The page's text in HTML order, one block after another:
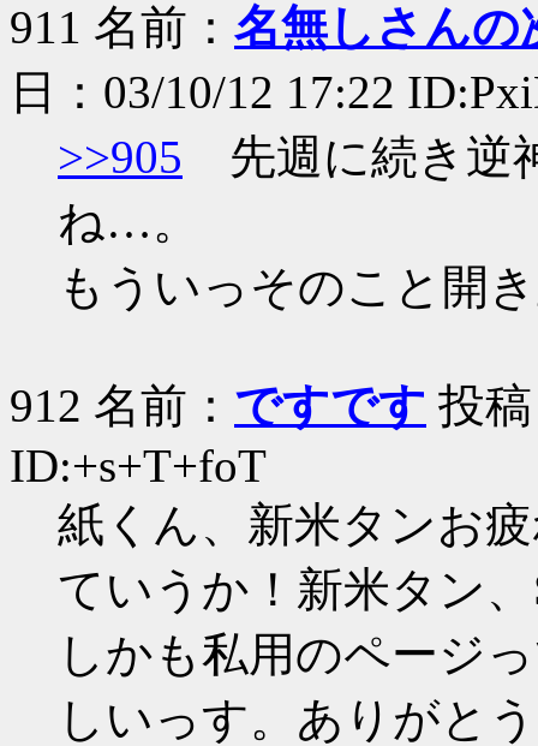
911 名前： 名無しさんの
日：03/10/12 17:22
>>905 先週に続き逆
ね…。
もういっそのこと開
912 名前： ですです 投
ID:+s+T+foT
紙くん、新米タンお
ていうか！新米タン
しかも私用のペー
しいっす。ありがと